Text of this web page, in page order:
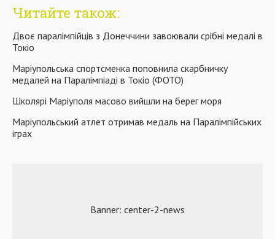
Читайте також:
Двоє паралімпійців з Донеччини завоювали срібні медалі в
Токіо
Маріупольська спортсменка поповнила скарбничку
медалей на Паралімпіаді в Токіо (ФОТО)
Школярі Маріуполя масово вийшли на берег моря
Маріупольський атлет отримав медаль на Паралімпійських
іграх